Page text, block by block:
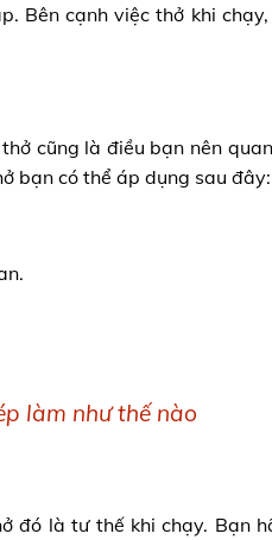
Bên cạnh việc thở khi
cũng là điều bạn nên
bạn có thể áp dụng sau đây:
làm như thế nào
đó là tư thế khi chạy. Bạn